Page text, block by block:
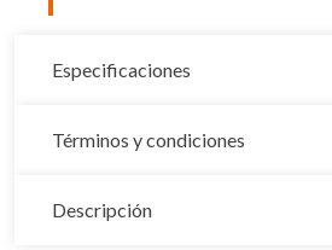
Especificaciones
Términos y condiciones
Descripción